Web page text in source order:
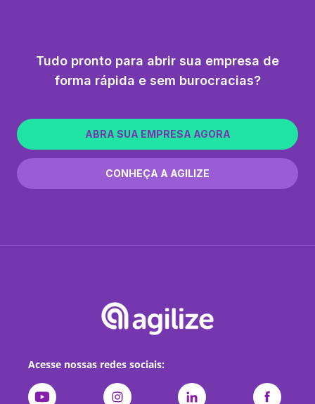
Tudo pronto para abrir sua empresa de
forma rápida e sem burocracias?
ABRA SUA EMPRESA AGORA
CONHEÇA A AGILIZE
Acesse nossas redes sociais: